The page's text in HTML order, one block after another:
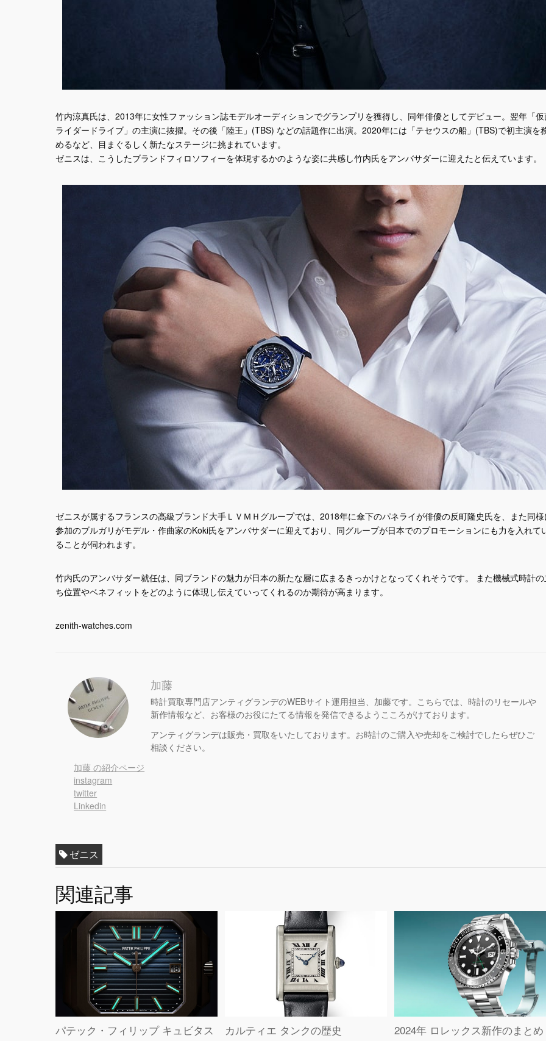
竹内涼真氏は、2013年に女性ファッション誌モデルオーディションでグランプリを獲得し、同年俳優としてデビュー。翌年「
ライダードライブ」の主演に抜擢。その後「陸王」(TBS) などの話題作に出演。2020年には「テセウスの船」(TBS)で初主演を
めるなど、目まぐるしく新たなステージに挑まれています。
ゼニスは、こうしたブランドフィロソフィーを体現するかのような姿に共感し竹内氏をアンバサダーに迎えたと伝えています。
ゼニスが属するフランスの高級ブランド大手ＬＶＭＨグループでは、2018年に傘下のパネライが俳優の反町隆史氏を、また同
参加のブルガリがモデル・作曲家のKoki氏をアンバサダーに迎えており、同グループが日本でのプロモーションにも力を入れて
ることが伺われます。
竹内氏のアンバサダー就任は、同ブランドの魅力が日本の新たな層に広まるきっかけとなってくれそうです。 また機械式時計
ち位置やベネフィットをどのように体現し伝えていってくれるのか期待が高まります。
zenith-watches.com
加藤
時計買取専門店アンティグランデのWEBサイト運用担当、加藤です。こちらでは、時計のリセールや
新作情報など、お客様のお役にたてる情報を発信できるようこころがけております。
アンティグランデは販売・買取をいたしております。お時計のご購入や売却をご検討でしたらぜひご
相談ください。
加藤 の紹介ページ
instagram
twitter
Linkedin
ゼニス
関連記事
パテック・フィリップ キュビタス カルティエ タンクの歴史 2024年 ロレックス新作のまとめ